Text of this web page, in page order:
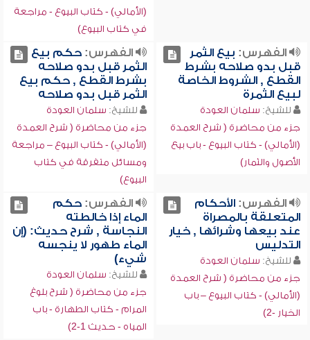
(الأمالي) - كتاب البيوع - مراجعة
في كتاب البيوع)
الفهرس: بيع الثمر
قبل بدو صلاحه بشرط
القطع , الشروط الخاصة
لبيع الثمرة
للشيخ: سلمان العودة
جزء من محاضرة ( شرح العمدة
(الأمالي) - كتاب البيوع - باب بيع
الأصول والثمار)
الفهرس:حكم بيع
الثمر قبل بدو صلاحه
بشرط القطع , حكم بيع
الثمر قبل بدو صلاحه
للشيخ: سلمان العودة
جزء من محاضرة ( شرح العمدة
(الأمالي) - كتاب البيوع – مراجعة
ومسائل متفرقة في كتاب
البيوع)
الفهرس:الأحكام
المتعلقة بالمصراة
عند بيعها وشرائها , خيار
التدليس
للشيخ: سلمان العودة
جزء من محاضرة ( شرح العمدة
(الأمالي) - كتاب البيوع – باب
الخيار -2)
الفهرس:حكم
الماء إذا خالطته
النجاسة , شرح حديث: (إن
الماء طهور لا ينجسه
شيء)
للشيخ: سلمان العودة
جزء من محاضرة ( شرح بلوغ
المرام - كتاب الطهارة - باب
المياه - حديث 1-2)